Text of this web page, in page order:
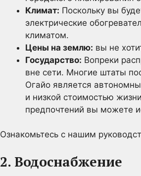
Климат: Поскольку вы
электрические
климатом.
Цены на землю: вы не
Государство: Вопреки
вне сети. Многие штаты
Огайо является
и низкой стоимостью
предпочтений вы можете
Ознакомьтесь с нашим
2. Водоснабжение